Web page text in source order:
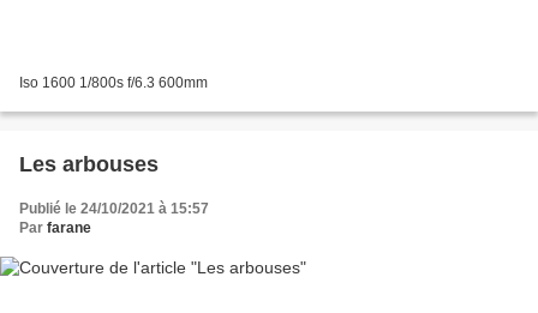
Iso 1600 1/800s f/6.3 600mm
Les arbouses
Publié le 24/10/2021 à 15:57
Par farane